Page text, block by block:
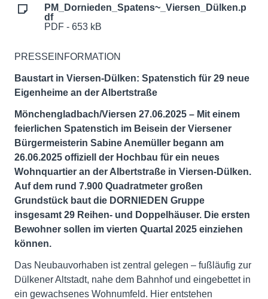
PM_Dornieden_Spatens~_Viersen_Dülken.p
df
PDF - 653 kB
PRESSEINFORMATION
Baustart in Viersen-Dülken: Spatenstich für 29 neue
Eigenheime an der Albertstraße
Mönchengladbach/Viersen 27.06.2025 – Mit einem
feierlichen Spatenstich im Beisein der Viersener
Bürgermeisterin Sabine Anemüller begann am
26.06.2025 offiziell der Hochbau für ein neues
Wohnquartier an der Albertstraße in Viersen-Dülken.
Auf dem rund 7.900 Quadratmeter großen
Grundstück baut die DORNIEDEN Gruppe
insgesamt 29 Reihen- und Doppelhäuser. Die ersten
Bewohner sollen im vierten Quartal 2025 einziehen
können.
Das Neubauvorhaben ist zentral gelegen – fußläufig zur
Dülkener Altstadt, nahe dem Bahnhof und eingebettet in
ein gewachsenes Wohnumfeld. Hier entstehen